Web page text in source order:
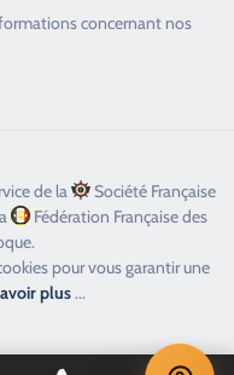
concernant nos
de la
Société Française
Fédération Française des
pour vous garantir une
plus...